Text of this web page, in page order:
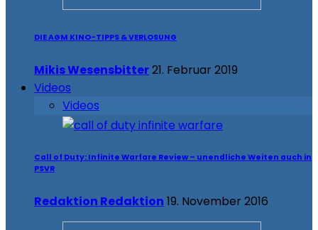
DIE AGM KINO-TIPPS & VERLOSUNG
Mikis Wesensbitter21. Februar 2019
Videos
Videos
Call of Duty: Infinite Warfare Review – unendliche Weiten auch in
PSVR
Redaktion Redaktion 19. November 2016